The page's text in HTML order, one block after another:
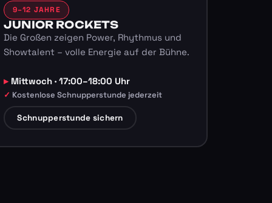
9–12 JAHRE
JUNIOR ROCKETS
Die Großen zeigen Power, Rhythmus und
Showtalent – volle Energie auf der Bühne.
Mittwoch · 17:00–18:00 Uhr
Kostenlose Schnupperstunde jederzeit
Schnupperstunde sichern